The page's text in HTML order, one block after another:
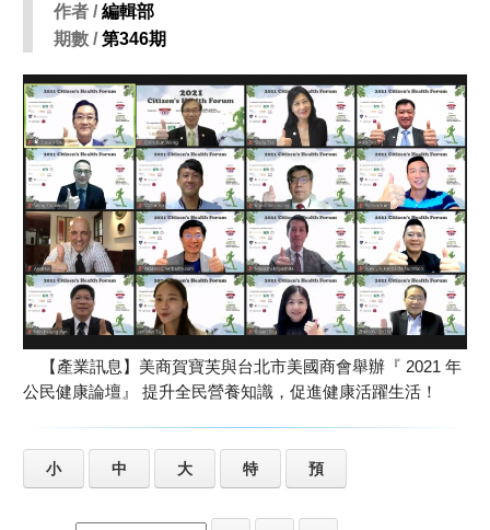
作者 /編輯部
期數 /第346期
【產業訊息】美商賀寶芙與台北市美國商會舉辦『 2021 年
公民健康論壇』 提升全民營養知識，促進健康活躍生活！
小 中 大 特 預